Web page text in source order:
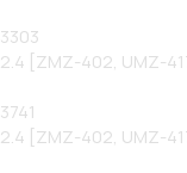
3303
2.4 [ZMZ-402, UMZ-
3741
2.4 [ZMZ-402, UMZ-